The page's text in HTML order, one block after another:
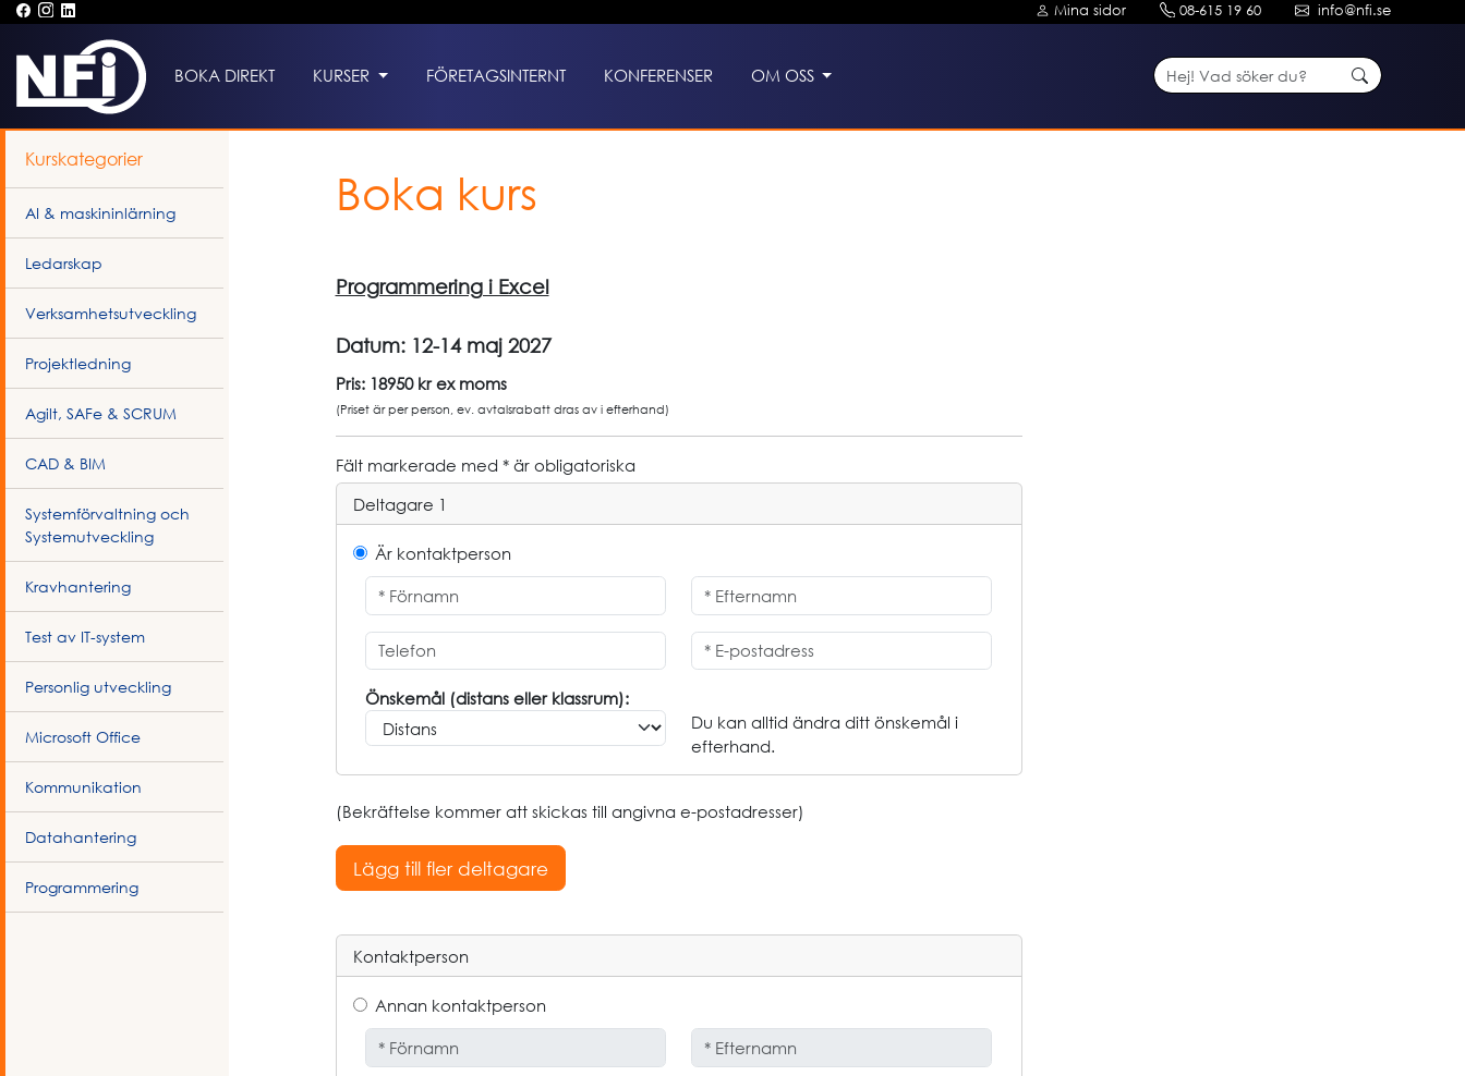
Mina sidor 08-615 19 60 info@nfi.se
BOKA DIREKT KURSER FÖRETAGSINTERNT KONFERENSER OM OSS
Kurskategorier
AI & maskininlärning
Ledarskap
Verksamhetsutveckling
Projektledning
Agilt, SAFe & SCRUM
CAD & BIM
Systemförvaltning och
Systemutveckling
Kravhantering
Test av IT-system
Personlig utveckling
Microsoft Office
Kommunikation
Datahantering
Programmering
Boka kurs
Programmering i Excel
Datum: 12-14 maj 2027
Pris: 18950 kr ex moms
(Priset är per person, ev. avtalsrabatt dras av i efterhand)
Fält markerade med * är obligatoriska
Deltagare 1
Är kontaktperson
Önskemål (distans eller klassrum):
Du kan alltid ändra ditt önskemål i
efterhand.
(Bekräftelse kommer att skickas till angivna e-postadresser)
Kontaktperson
Annan kontaktperson